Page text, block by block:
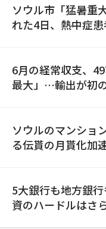
ソウル市「猛暑重
れた4日、熱中症
6月の経常収支、
最大」…輸出が初
ソウルのマンショ
る伝貰の月貰化加
5大銀行も地方銀
資のハードルはさ